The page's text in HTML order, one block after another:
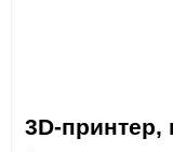
3D-